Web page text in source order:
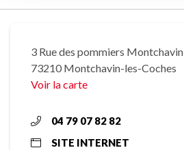
3 Rue des pommiers Montchavin
73210 Montchavin-les-Coches
Voir la carte
04 79 07 82 82
SITE INTERNET